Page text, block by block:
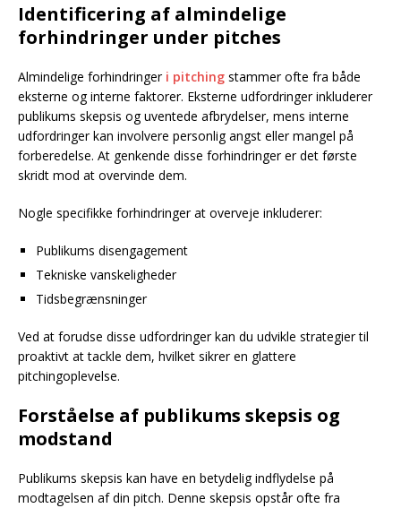
Identificering af almindelige
forhindringer under pitches
Almindelige forhindringer i pitching stammer ofte fra både
eksterne og interne faktorer. Eksterne udfordringer inkluderer
publikums skepsis og uventede afbrydelser, mens interne
udfordringer kan involvere personlig angst eller mangel på
forberedelse. At genkende disse forhindringer er det første
skridt mod at overvinde dem.
Nogle specifikke forhindringer at overveje inkluderer:
Publikums disengagement
Tekniske vanskeligheder
Tidsbegrænsninger
Ved at forudse disse udfordringer kan du udvikle strategier til
proaktivt at tackle dem, hvilket sikrer en glattere
pitchingoplevelse.
Forståelse af publikums skepsis og
modstand
Publikums skepsis kan have en betydelig indflydelse på
modtagelsen af din pitch. Denne skepsis opstår ofte fra